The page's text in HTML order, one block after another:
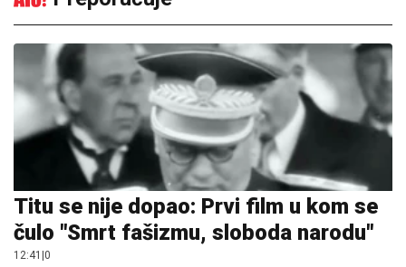
Titu se nije dopao: Prvi film u kom se
čulo "Smrt fašizmu, sloboda narodu"
12:41 0